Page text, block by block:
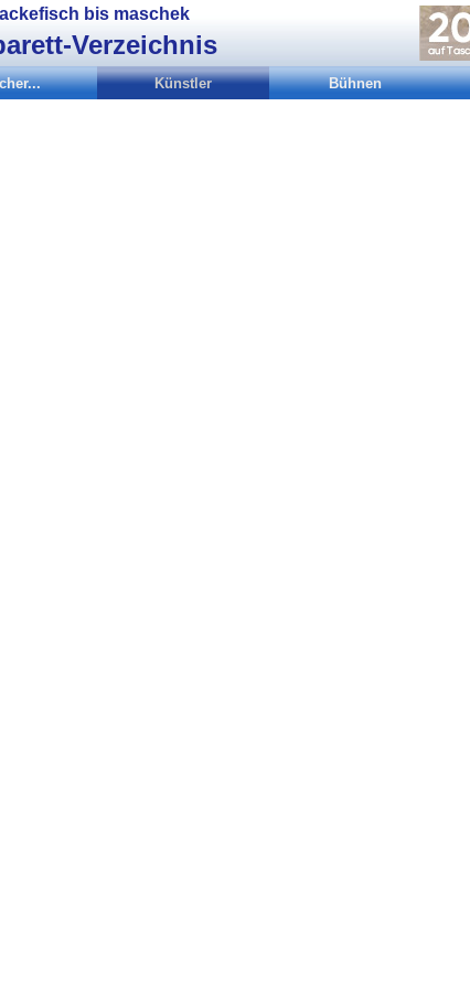
bis maschek
Verzeichnis
Künstler Bühnen